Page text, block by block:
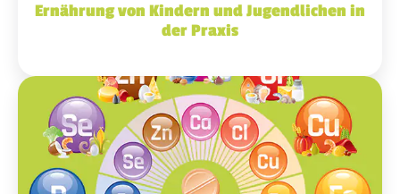
Ernährung von Kindern und Jugendlichen in
der Praxis